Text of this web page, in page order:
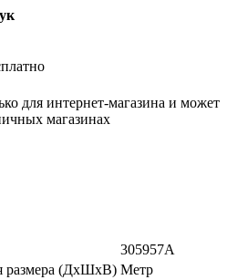
для интернет-магазина и может
магазинах
305957А
размера (ДхШхВ) Метр